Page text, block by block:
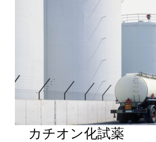
カチオン化試薬